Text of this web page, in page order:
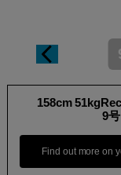
158cm
9号
Find out more on